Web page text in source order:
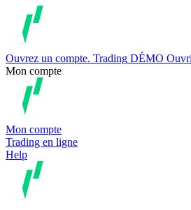
Ouvrez un compte. Trading DÉMO
Mon compte
Mon compte
Trading en ligne
Help